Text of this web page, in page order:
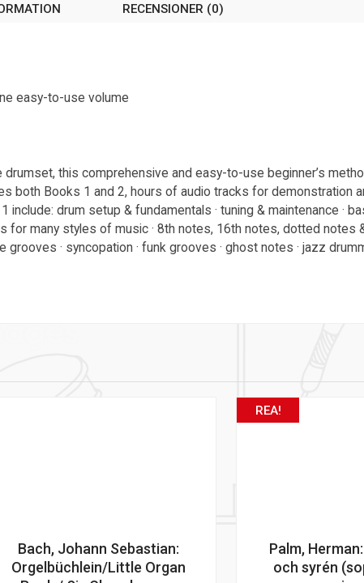
RECENSIONER (0)
easy-to-use volume
this comprehensive and easy-to-use beginner’s
both Books 1 and 2, hours of audio tracks for demonstration
drum setup & fundamentals · tuning & maintenance ·
for many styles of music · 8th notes, 16th notes, dotted notes
· syncopation · funk grooves · ghost notes · jazz
Bach, Johann Sebastian:
Orgelbüchlein/Little Organ
REA!
Palm,
och syrén